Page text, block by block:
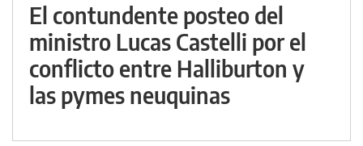
El contundente posteo del
ministro Lucas Castelli por el
conflicto entre Halliburton y
las pymes neuquinas